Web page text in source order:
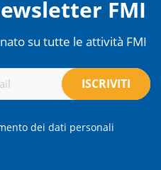
FMI
su tutte le attività FMI
dei dati personali